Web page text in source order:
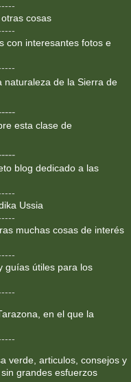
cosas
con interesantes fotos e
naturaleza de la Sierra de
esta clase de
blog dedicado a las
Ussia
muchas cosas de interés
guías útiles para los
en el que la
verde, articulos, consejos y
grandes esfuerzos